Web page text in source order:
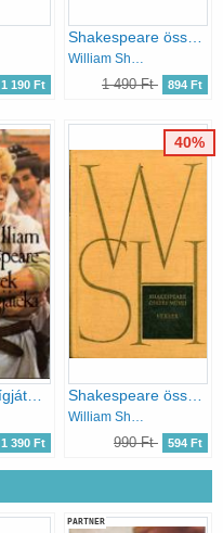
1 190 Ft
Shakespeare összes drámái IV. Színművek
William Shakespeare
1 490 Ft 894 Ft
1 390 Ft
Shakespeare összes művei VII. - Versek
William Shakespeare
990 Ft 594 Ft
40%
PARTNER